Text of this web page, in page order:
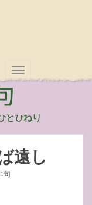
TOGGLE
遠し
句